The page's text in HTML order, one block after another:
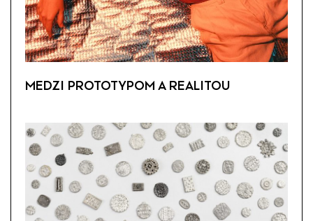
MEDZI PROTOTYPOM A REALITOU